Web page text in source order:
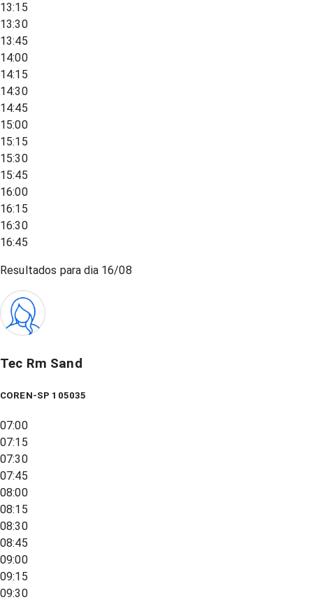
13:15
13:30
13:45
14:00
14:15
14:30
14:45
15:00
15:15
15:30
15:45
16:00
16:15
16:30
16:45
Resultados para dia 16/08
Tec Rm Sand
COREN-SP 105035
07:00
07:15
07:30
07:45
08:00
08:15
08:30
08:45
09:00
09:15
09:30